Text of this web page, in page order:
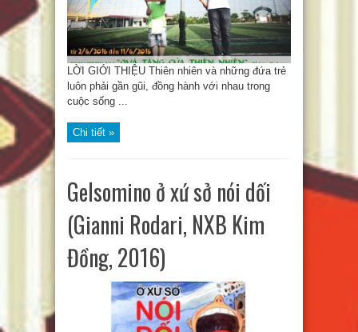
LỜI GIỚI THIỆU Thiên nhiên và những đứa trẻ
luôn phải gần gũi, đồng hành với nhau trong
cuộc sống ...
Chi tiết »
Gelsomino ở xứ sở nói dối
(Gianni Rodari, NXB Kim
Đồng, 2016)